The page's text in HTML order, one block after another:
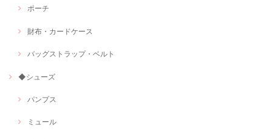
ポーチ
財布・カードケース
バッグストラップ・ベルト
◆シューズ
パンプス
ミュール